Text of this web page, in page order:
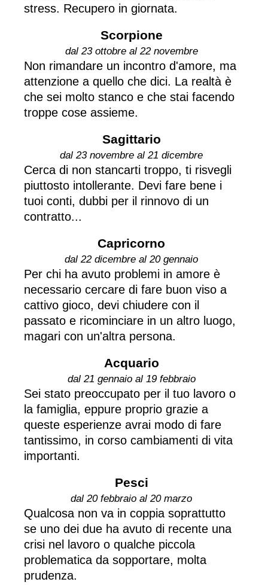
stress. Recupero in giornata.
Scorpione
dal 23 ottobre al 22 novembre
Non rimandare un incontro d'amore, ma
attenzione a quello che dici. La realtà è
che sei molto stanco e che stai facendo
troppe cose assieme.
Sagittario
dal 23 novembre al 21 dicembre
Cerca di non stancarti troppo, ti risvegli
piuttosto intollerante. Devi fare bene i
tuoi conti, dubbi per il rinnovo di un
contratto...
Capricorno
dal 22 dicembre al 20 gennaio
Per chi ha avuto problemi in amore è
necessario cercare di fare buon viso a
cattivo gioco, devi chiudere con il
passato e ricominciare in un altro luogo,
magari con un'altra persona.
Acquario
dal 21 gennaio al 19 febbraio
Sei stato preoccupato per il tuo lavoro o
la famiglia, eppure proprio grazie a
queste esperienze avrai modo di fare
tantissimo, in corso cambiamenti di vita
importanti.
Pesci
dal 20 febbraio al 20 marzo
Qualcosa non va in coppia soprattutto
se uno dei due ha avuto di recente una
crisi nel lavoro o qualche piccola
problematica da sopportare, molta
prudenza.